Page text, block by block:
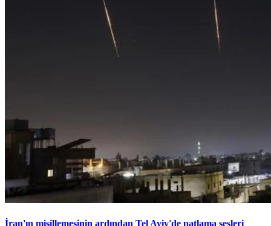
İran'ın misillemesinin ardından Tel Aviv'de patlama sesleri